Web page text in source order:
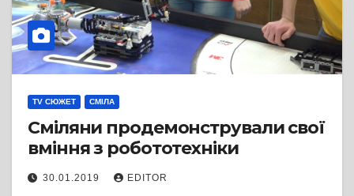
TV СЮЖЕТ СМІЛА
Сміляни продемонстрували свої
вміння з робототехніки
30.01.2019 EDITOR